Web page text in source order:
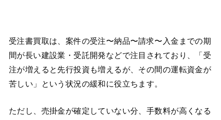
受注書買取は、案件の受注〜納品〜請求〜入金までの期
間が長い建設業・受託開発などで注目されており、「受
注が増えると先行投資も増えるが、その間の運転資金が
苦しい」という状況の緩和に役立ちます。
ただし、売掛金が確定していない分、手数料が高くなる